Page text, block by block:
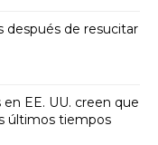
después de resucitar
EE. UU. creen que
últimos tiempos